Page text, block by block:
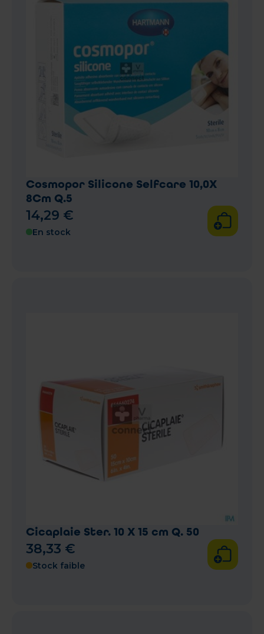
Cosmopor Silicone Selfcare 10,0X
8Cm Q.5
14,29 €
En stock
Cicaplaie Ster. 10 X 15 cm Q. 50
38,33 €
Stock faible